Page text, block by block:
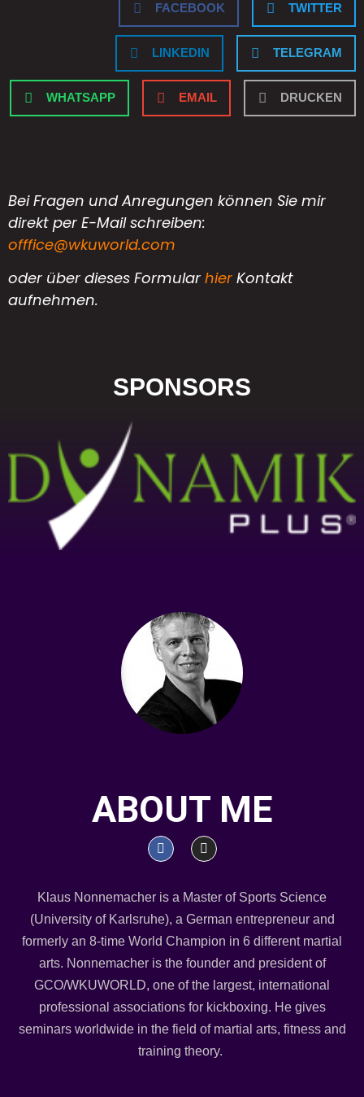
FACEBOOK TWITTER
LINKEDIN TELEGRAM
WHATSAPP EMAIL DRUCKEN
Bei Fragen und Anregungen können Sie mir
direkt per E-Mail schreiben:
offfice@wkuworld.com
oder über dieses Formular hier Kontakt
aufnehmen.
SPONSORS
ABOUT ME
Klaus Nonnemacher is a Master of Sports Science
(University of Karlsruhe), a German entrepreneur and
formerly an 8-time World Champion in 6 different martial
arts. Nonnemacher is the founder and president of
GCO/WKUWORLD, one of the largest, international
professional associations for kickboxing. He gives
seminars worldwide in the field of martial arts, fitness and
training theory.